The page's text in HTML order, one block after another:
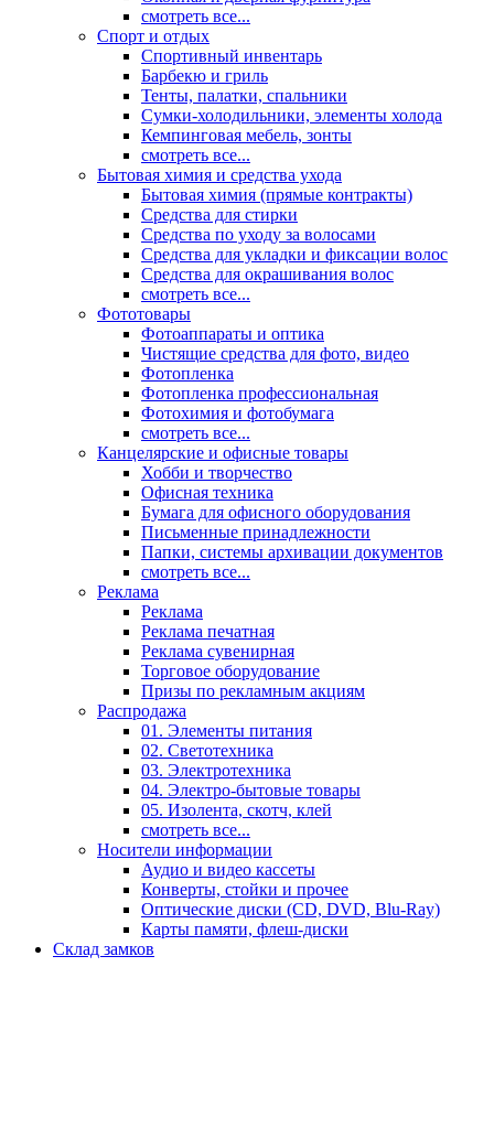
смотреть все...
Спорт и отдых
Спортивный инвентарь
Барбекю и гриль
Тенты, палатки, спальники
Сумки-холодильники, элементы холода
Кемпинговая мебель, зонты
смотреть все...
Бытовая химия и средства ухода
Бытовая химия (прямые контракты)
Средства для стирки
Средства по уходу за волосами
Средства для укладки и фиксации волос
Средства для окрашивания волос
смотреть все...
Фототовары
Фотоаппараты и оптика
Чистящие средства для фото, видео
Фотопленка
Фотопленка профессиональная
Фотохимия и фотобумага
смотреть все...
Канцелярские и офисные товары
Хобби и творчество
Офисная техника
Бумага для офисного оборудования
Письменные принадлежности
Папки, системы архивации документов
смотреть все...
Реклама
Реклама
Реклама печатная
Реклама сувенирная
Торговое оборудование
Призы по рекламным акциям
Распродажа
01. Элементы питания
02. Светотехника
03. Электротехника
04. Электро-бытовые товары
05. Изолента, скотч, клей
смотреть все...
Носители информации
Аудио и видео кассеты
Конверты, стойки и прочее
Оптические диски (CD, DVD, Blu-Ray)
Карты памяти, флеш-диски
Склад замков